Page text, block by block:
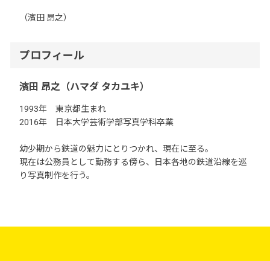
（濱田 昂之）
プロフィール
濱田 昂之（ハマダ タカユキ）
1993年 東京都生まれ
2016年 日本大学芸術学部写真学科卒業
幼少期から鉄道の魅力にとりつかれ、現在に至る。
現在は公務員として勤務する傍ら、日本各地の鉄道沿線を巡
り写真制作を行う。